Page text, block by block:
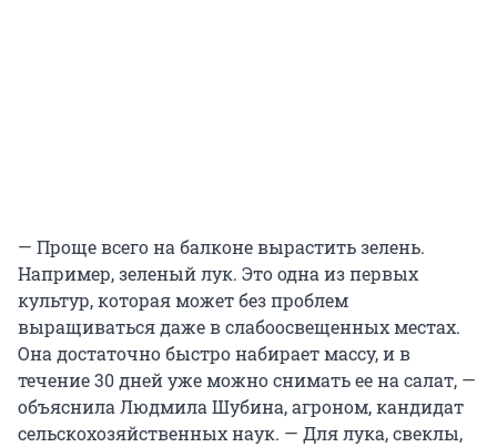
— Проще всего на балконе вырастить зелень.
Например, зеленый лук. Это одна из первых
культур, которая может без проблем
выращиваться даже в слабоосвещенных местах.
Она достаточно быстро набирает массу, и в
течение 30 дней уже можно снимать ее на салат, —
объяснила Людмила Шубина, агроном, кандидат
сельскохозяйственных наук. — Для лука, свеклы,